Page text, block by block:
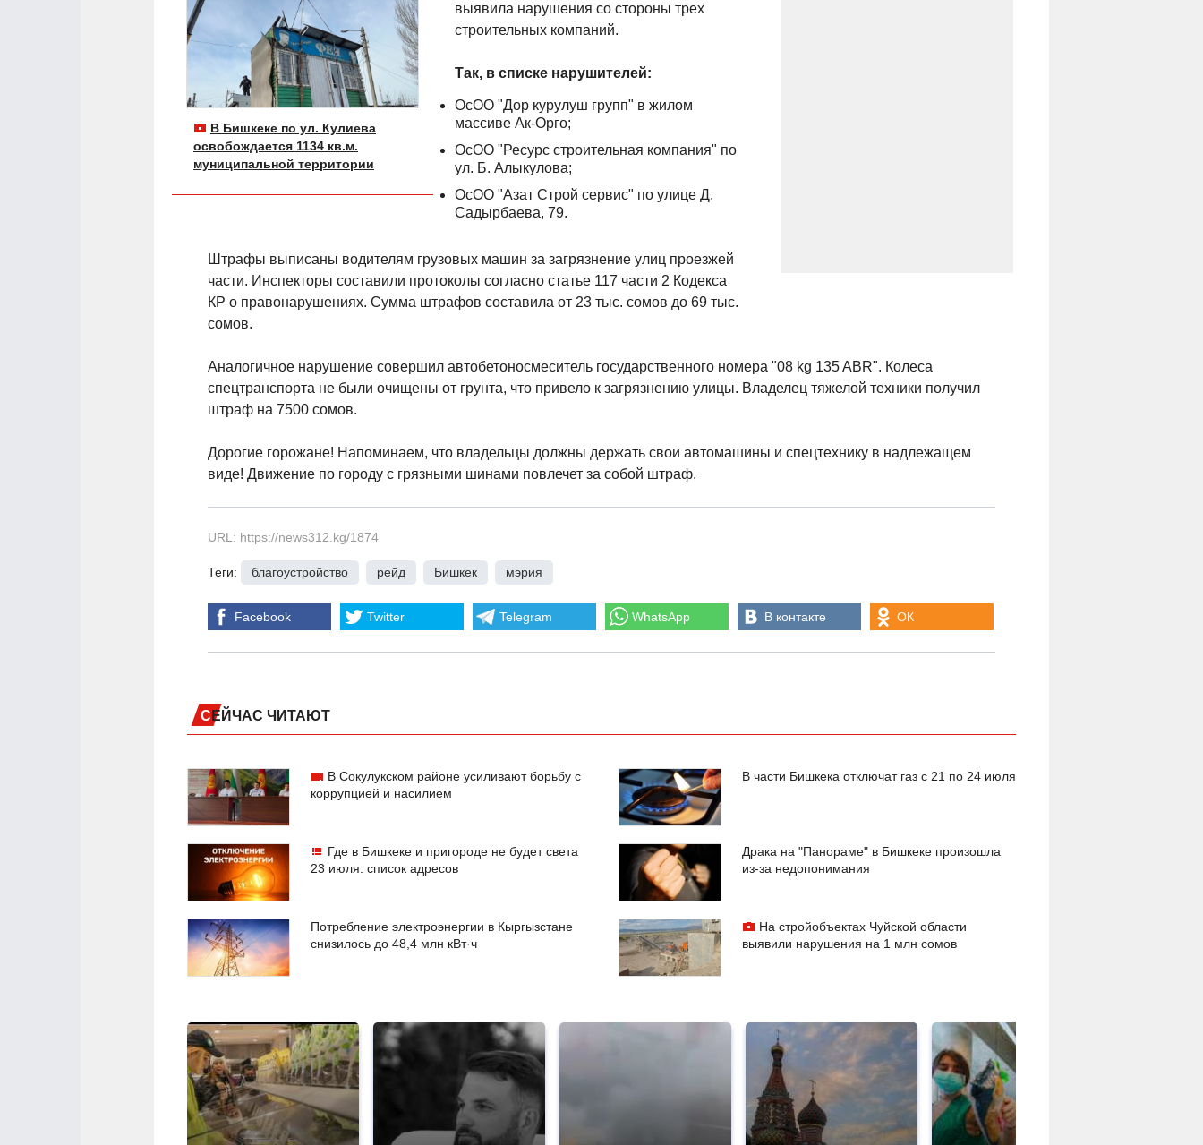
В Бишкеке по ул. Кулиева
освобождается 1134 кв.м.
муниципальной территории
выявила нарушения со стороны трех
строительных компаний.
Так, в списке нарушителей:
ОсОО "Дор курулуш групп" в жилом
массиве Ак-Орго;
ОсОО "Ресурс строительная компания" по
ул. Б. Алыкулова;
ОсОО "Азат Строй сервис" по улице Д.
Садырбаева, 79.
Штрафы выписаны водителям грузовых машин за загрязнение улиц проезжей
части. Инспекторы составили протоколы согласно статье 117 части 2 Кодекса
КР о правонарушениях. Сумма штрафов составила от 23 тыс. сомов до 69 тыс.
сомов.
Аналогичное нарушение совершил автобетоносмеситель государственного номера "08 kg 135 ABR". Колеса
спецтранспорта не были очищены от грунта, что привело к загрязнению улицы. Владелец тяжелой техники получил
штраф на 7500 сомов.
Дорогие горожане! Напоминаем, что владельцы должны держать свои автомашины и спецтехнику в надлежащем
виде! Движение по городу с грязными шинами повлечет за собой штраф.
URL: https://news312.kg/1874
Теги: благоустройство рейд Бишкек мэрия
Facebook Twitter Telegram WhatsApp В контакте ОК
СЕЙЧАС ЧИТАЮТ
В Сокулукском районе усиливают борьбу с
коррупцией и насилием
В части Бишкека отключат газ с 21 по 24 июля
Где в Бишкеке и пригороде не будет света
23 июля: список адресов
Драка на "Панораме" в Бишкеке произошла
из-за недопонимания
Потребление электроэнергии в Кыргызстане
снизилось до 48,4 млн кВт·ч
На стройобъектах Чуйской области
выявили нарушения на 1 млн сомов